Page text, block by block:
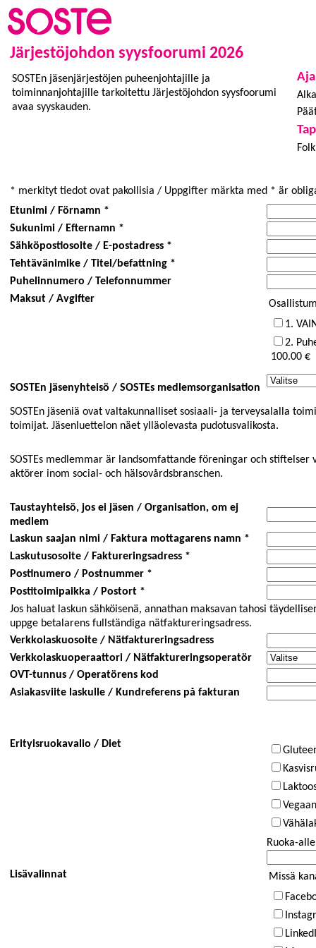
Järjestöjohdon syysfoorumi 2026
SOSTEn jäsenjärjestöjen puheenjohtajille ja
toiminnanjohtajille tarkoitettu Järjestöjohdon syysfoorumi
avaa syyskauden.
* merkityt tiedot ovat pakollisia / Uppgifter märkta med * är
Etunimi / Förnamn *
Sukunimi / Efternamn *
Sähköpostiosoite / E-postadress *
Tehtävänimike / Titel/befattning *
Puhelinnumero / Telefonnummer
Maksut / Avgifter
1.
2.
100.00 €
SOSTEn jäsenyhteisö / SOSTEs medlemsorganisation
SOSTEn jäseniä ovat valtakunnalliset sosiaali- ja terveysalalla
toimijat. Jäsenluettelon näet ylläolevasta pudotusvalikosta.
SOSTEs medlemmar är landsomfattande föreningar och
aktörer inom social- och hälsovårdsbranschen.
Taustayhteisö, jos ei jäsen / Organisation, om ej
medlem
Laskun saajan nimi / Faktura mottagarens namn *
Laskutusosoite / Faktureringsadress *
Postinumero / Postnummer *
Postitoimipaikka / Postort *
Jos haluat laskun sähköisenä, annathan maksavan tahosi
uppge betalarens fullständiga nätfaktureringsadress.
Verkkolaskuosoite / Nätfaktureringsadress
Verkkolaskuoperaattori / Nätfaktureringsoperatör
OVT-tunnus / Operatörens kod
Asiakasviite laskulle / Kundreferens på fakturan
Erityisruokavalio / Diet
Ruoka-
Lisävalinnat
Missä